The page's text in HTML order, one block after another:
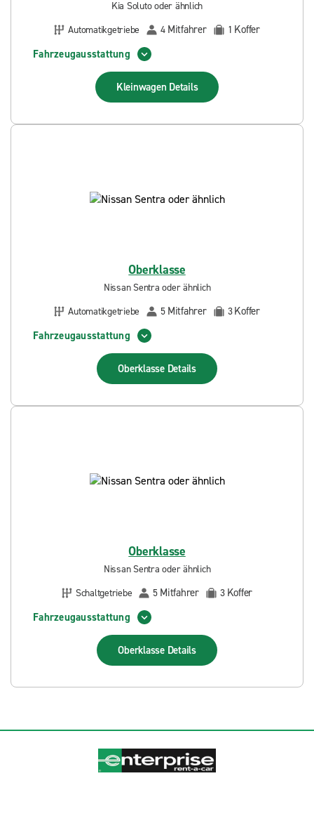
Kia Soluto oder ähnlich
Automatikgetriebe
4 Mitfahrer 1 Koffer
Fahrzeugausstattung
Kleinwagen Details
Oberklasse
Nissan Sentra oder ähnlich
Automatikgetriebe
5 Mitfahrer 3Koffer
Fahrzeugausstattung
Oberklasse Details
Oberklasse
Nissan Sentra oder ähnlich
Schaltgetriebe
5 Mitfahrer 3 Koffer
Fahrzeugausstattung
Oberklasse Details